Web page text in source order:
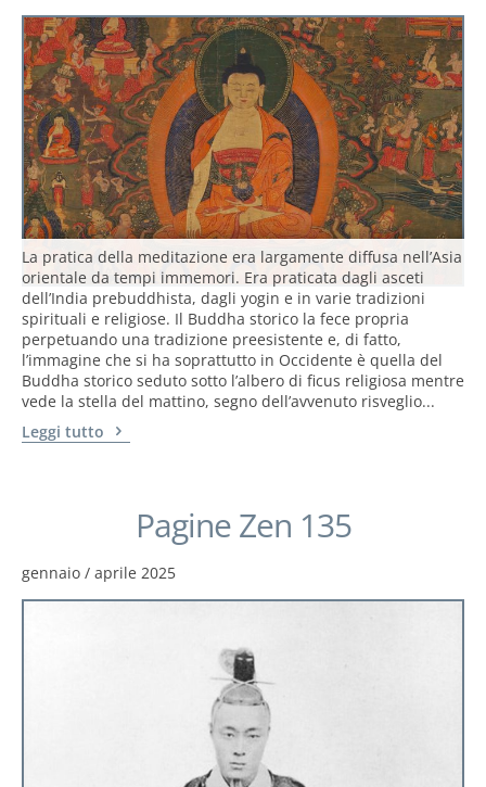
La pratica della meditazione era largamente diffusa nell’Asia
orientale da tempi immemori. Era praticata dagli asceti
dell’India prebuddhista, dagli yogin e in varie tradizioni
spirituali e religiose. Il Buddha storico la fece propria
perpetuando una tradizione preesistente e, di fatto,
l’immagine che si ha soprattutto in Occidente è quella del
Buddha storico seduto sotto l’albero di ficus religiosa mentre
vede la stella del mattino, segno dell’avvenuto risveglio...
Leggi tutto
Pagine Zen 135
gennaio / aprile 2025